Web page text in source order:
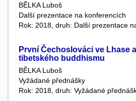
BĚLKA Luboš
Další prezentace na konferencích
Rok: 2018, druh: Další prezentace
První Čechoslováci ve Lhase
tibetského buddhismu
BĚLKA Luboš
Vyžádané přednášky
Rok: 2018, druh: Vyžádané